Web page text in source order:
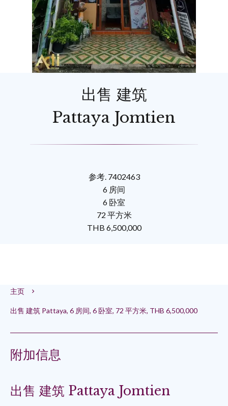
出售 建筑
Pattaya Jomtien
参考. 7402463
6 房间
6 卧室
72 平方米
THB 6,500,000
主页
出售 建筑 Pattaya, 6 房间, 6 卧室, 72 平方米, THB 6,500,000
附加信息
出售 建筑 Pattaya Jomtien